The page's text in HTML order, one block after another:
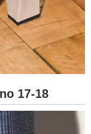
17-18